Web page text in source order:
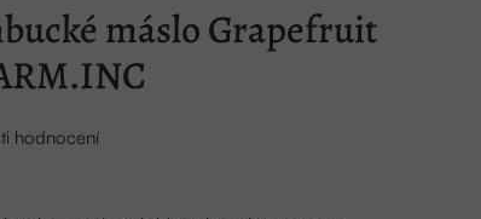
máslo Grapefruit
hodnocení